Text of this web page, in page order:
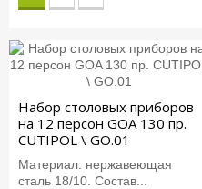
Набор столовых приборов
на 12 персон GOA 130 пр.
CUTIPOL \ GO.01
Материал: нержавеющая
сталь 18/10. Состав...